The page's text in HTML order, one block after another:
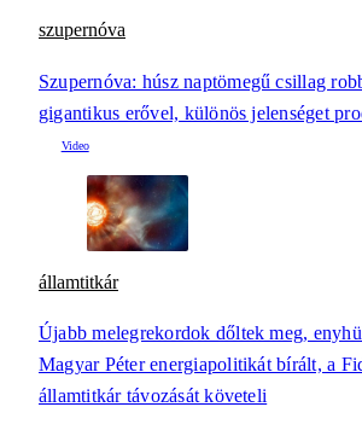
szupernóva
Szupernóva: húsz naptömegű csillag
gigantikus erővel, különös jelenséget
államtitkár
Újabb melegrekordok dőltek meg,
Magyar Péter energiapolitikát bírált, a
államtitkár távozását követeli